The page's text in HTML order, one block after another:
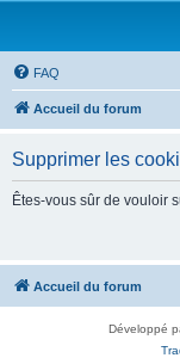
FAQ
Accueil du forum
Supprimer les
Êtes-vous sûr de vouloir
Accueil du forum
Développé